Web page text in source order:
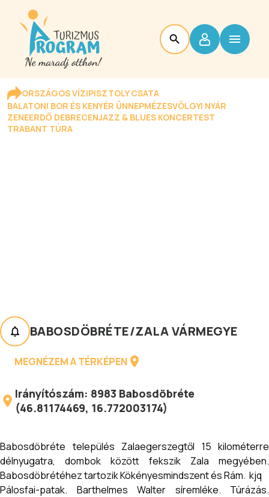
ORSZÁGOS VÍZIPISZTOLY CSATA
BALATONI BOR ÉS KENYÉR ÜNNEPMÉZESVÖLGYI NYÁR
ZENEERDŐ DEBRECENJAZZ & BLUES KONCERTEST
TRABANT TÚRA
BABOSDÖBRÉTE/ZALA VÁRMEGYE
MEGNÉZEM A TÉRKÉPEN
Irányítószám: 8983 Babosdöbréte
(46.81174469, 16.772003174)
Babosdöbréte település Zalaegerszegtől 15 kilométerre
délnyugatra, dombok között fekszik Zala megyében.
Babosdöbrétéhez tartozik Kökényesmindszent és Rám. kjq
Pálosfai-patak. Barthelmes Walter síremléke. Túrázás.